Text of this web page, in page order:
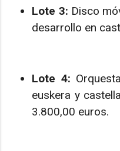
Lote 3: Disco
desarrollo en
Lote 4:
euskera y
3.800,00 euros.